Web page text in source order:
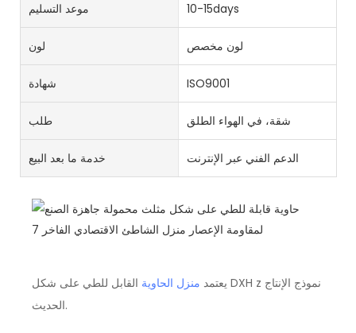
موعد التسليم 10-15days
لون لون مخصص
شهادة ISO9001
طلب شقة، في الهواء الطلق
خدمة ما بعد البيع الدعم الفني عبر الإنترنت
يعتمد منزل الحاوية القابل للطي على شكل DXH z نموذج الإنتاج
الحديث.